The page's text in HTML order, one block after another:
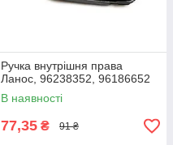
Ручка внутрішня права
Ланос, 96238352, 96186652
В наявності
77,35 ₴ 91 ₴